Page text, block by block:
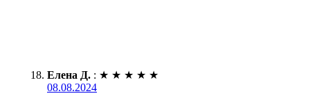
Елена Д. : ★ ★ ★ ★ ★
08.08.2024